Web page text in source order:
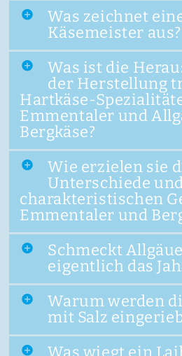
Was zeichnet
Käsemeister aus?
Was ist die
der Herstellung
Hartkäse-
Emmentaler und
Bergkäse?
Wie erzielen sie
Unterschiede
charakteristischen
Emmentaler und
Schmeckt
eigentlich das
Warum werden
mit Salz
Was wiegt ein